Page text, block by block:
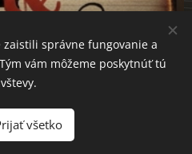
Cookies
zaistili správne fungovanie a
vám môžeme poskytnúť tú
všetko